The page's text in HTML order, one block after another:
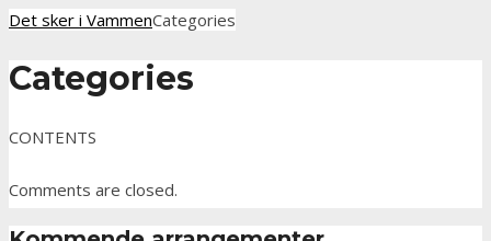
Det sker i VammenCategories
Categories
CONTENTS
Comments are closed.